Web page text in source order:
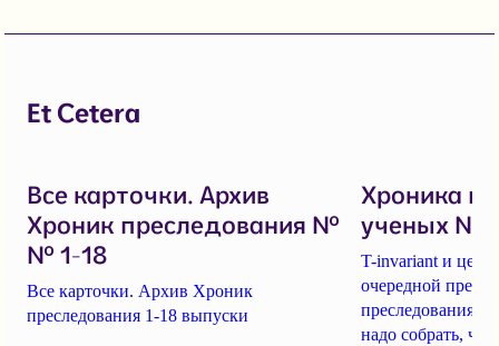
Et Cetera
Все карточки. Архив
Хроник преследования №
№ 1-18
Все карточки. Архив Хроник
преследования 1-18 выпуски
Хроника
ученых №
T-invariant и
очередной
преследования
надо собрать,